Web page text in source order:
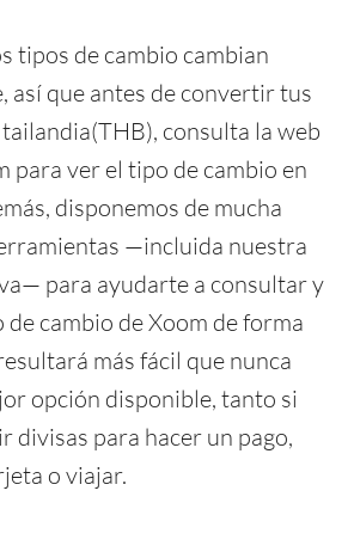
tipos de cambio cambian
así que antes de convertir tus
consulta la web
para ver el tipo de cambio en
disponemos de mucha
—incluida nuestra
para ayudarte a consultar y
cambio de Xoom de forma
más fácil que nunca
opción disponible, tanto si
divisas para hacer un pago,
o viajar.